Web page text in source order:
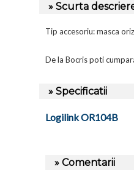
» Scurta
Tip accesoriu: masca
De la Bocris poti
» Specificatii
Logilink OR104B
» Comentarii